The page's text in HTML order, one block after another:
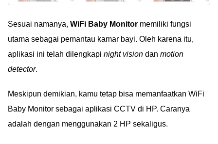
Sesuai namanya, WiFi Baby Monitor memiliki fungsi
utama sebagai pemantau kamar bayi. Oleh karena itu,
aplikasi ini telah dilengkapi night vision dan motion
detector.
Meskipun demikian, kamu tetap bisa memanfaatkan WiFi
Baby Monitor sebagai aplikasi CCTV di HP. Caranya
adalah dengan menggunakan 2 HP sekaligus.